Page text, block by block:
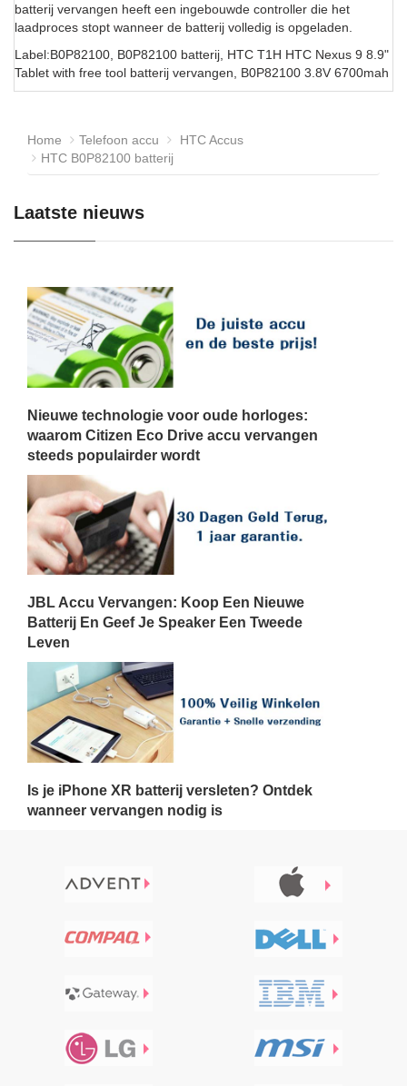
batterij vervangen heeft een ingebouwde controller die het
laadproces stopt wanneer de batterij volledig is opgeladen.
Label:B0P82100, B0P82100 batterij, HTC T1H HTC Nexus 9 8.9"
Tablet with free tool batterij vervangen, B0P82100 3.8V 6700mah
Home Telefoon accu
HTC Accus
HTC B0P82100 batterij
Laatste nieuws
Nieuwe technologie voor oude horloges:
waarom Citizen Eco Drive accu vervangen
steeds populairder wordt
JBL Accu Vervangen: Koop Een Nieuwe
Batterij En Geef Je Speaker Een Tweede
Leven
Is je iPhone XR batterij versleten? Ontdek
wanneer vervangen nodig is